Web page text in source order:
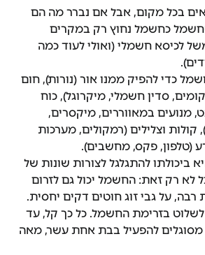
בכל מקום, אבל אם נברר מה הם
כחשמל נחוץ רק במקרים
לכיסא חשמלי (ואולי לעוד כמה
כדי להפיק ממנו אור (נורות), חום
סדין חשמלי, מיקרוגל), כוח
מנועים במאווררים, מיקסרים,
קולות וצלילים (רמקולים, מערכות
(טלפון, פקס, מחשבים).
ביכולתו להתגלגל לצורות שונות של
לא רק זאת: החשמל יכול גם לזרום
על גבי זוג חוטים דקים יחסית.
בזרימת החשמל. כל כך קל, עד
מסוגלים להפעיל בבת אחת עשר, מאה